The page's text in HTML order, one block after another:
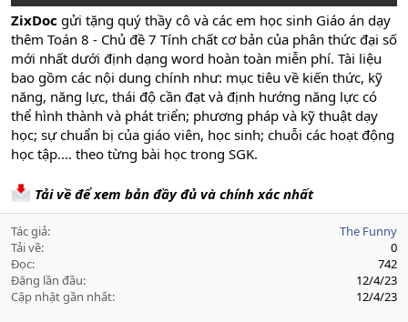
ZixDoc gửi tặng quý thầy cô và các em học sinh Giáo án dạy
thêm Toán 8 - Chủ đề 7 Tính chất cơ bản của phân thức đại số
mới nhất dưới định dạng word hoàn toàn miễn phí. Tài liệu
bao gồm các nội dung chính như: mục tiêu về kiến thức, kỹ
năng, năng lực, thái độ cần đạt và định hướng năng lực có
thể hình thành và phát triển; phương pháp và kỹ thuật dạy
học; sự chuẩn bị của giáo viên, học sinh; chuỗi các hoạt động
học tập.... theo từng bài học trong SGK.
Tải về để xem bản đầy đủ và chính xác nhất
Tác giả
The Funny
Tải về
0
Đọc
742
Đăng lần đầu
12/4/23
Cập nhật gần nhất
12/4/23